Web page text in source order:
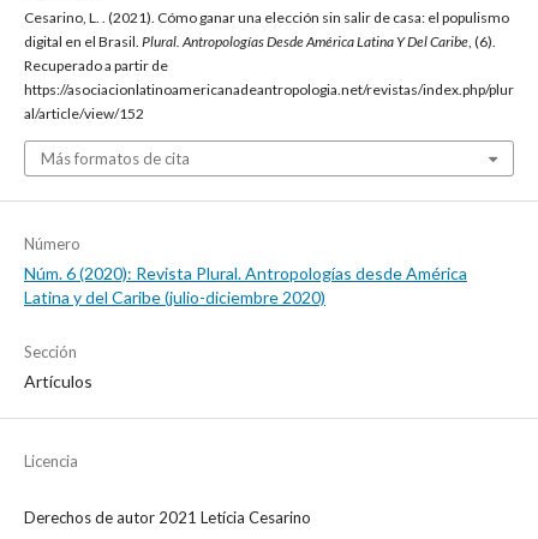
Cesarino, L. . (2021). Cómo ganar una elección sin salir de casa: el populismo
digital en el Brasil. Plural. Antropologías Desde América Latina Y Del Caribe, (6).
Recuperado a partir de
https://asociacionlatinoamericanadeantropologia.net/revistas/index.php/plur
al/article/view/152
Más formatos de cita
Número
Núm. 6 (2020): Revista Plural. Antropologías desde América
Latina y del Caribe (julio-diciembre 2020)
Sección
Artículos
Licencia
Derechos de autor 2021 Letícia Cesarino